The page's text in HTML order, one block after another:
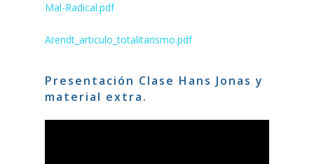
Mal-Radical.pdf
Arendt_articulo_totalitarismo.pdf
Presentación Clase Hans Jonas y
material extra.